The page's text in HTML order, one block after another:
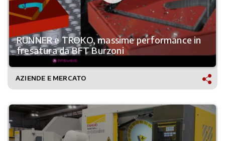
RUNNER e TROKO, massime performance in
fresatura da BFT Burzoni
AZIENDE E MERCATO